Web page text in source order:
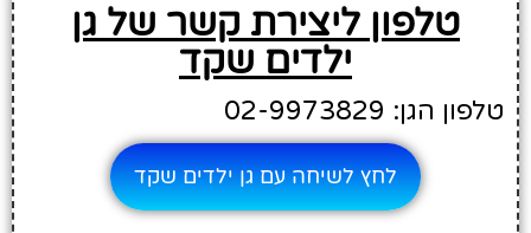
טלפון ליצירת קשר של גן
ילדים שקד
טלפון הגן: 02-9973829
לחץ לשיחה עם גן ילדים שקד